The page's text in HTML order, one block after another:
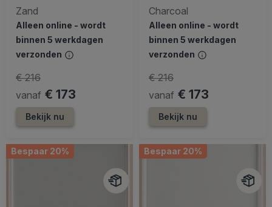
Zand
Alleen online - wordt
binnen 5 werkdagen
verzonden
vanaf € 173
€ 216
Bekijk nu
Charcoal
Alleen online - wordt
binnen 5 werkdagen
verzonden
vanaf € 173
€ 216
Bekijk nu
Bespaar 20% Bespaar 20%